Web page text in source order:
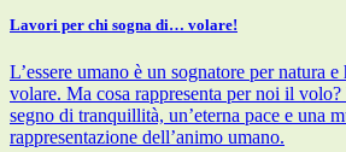
Lavori per chi sogna di… volare!
L’essere umano è un sognatore per natura
volare. Ma cosa rappresenta per noi il
segno di tranquillità, un’eterna pace e una
rappresentazione dell’animo umano.